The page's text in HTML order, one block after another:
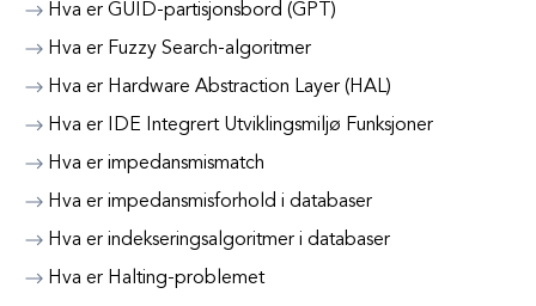
Hva er GUID-partisjonsbord (GPT)
Hva er Fuzzy Search-algoritmer
Hva er Hardware Abstraction Layer (HAL)
Hva er IDE Integrert Utviklingsmiljø Funksjoner
Hva er impedansmismatch
Hva er impedansmisforhold i databaser
Hva er indekseringsalgoritmer i databaser
Hva er Halting-problemet